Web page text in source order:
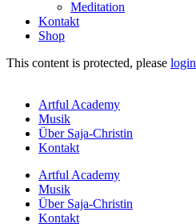
Meditation
Kontakt
Shop
This content is protected, please login
Artful Academy
Musik
Über Saja-Christin
Kontakt
Artful Academy
Musik
Über Saja-Christin
Kontakt